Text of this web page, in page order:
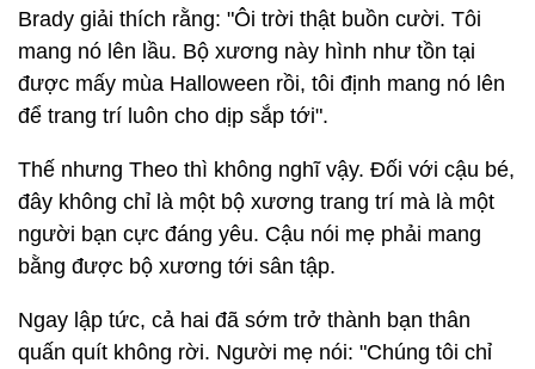
Brady giải thích rằng: "Ôi trời thật buồn cười. Tôi
mang nó lên lầu. Bộ xương này hình như tồn tại
được mấy mùa Halloween rồi, tôi định mang nó lên
để trang trí luôn cho dịp sắp tới".
Thế nhưng Theo thì không nghĩ vậy. Đối với cậu bé,
đây không chỉ là một bộ xương trang trí mà là một
người bạn cực đáng yêu. Cậu nói mẹ phải mang
bằng được bộ xương tới sân tập.
Ngay lập tức, cả hai đã sớm trở thành bạn thân
quấn quít không rời. Người mẹ nói: "Chúng tôi chỉ